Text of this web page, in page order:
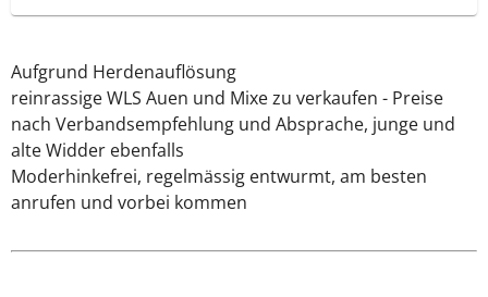
Aufgrund Herdenauflösung
reinrassige WLS Auen und Mixe zu verkaufen - Preise
nach Verbandsempfehlung und Absprache, junge und
alte Widder ebenfalls
Moderhinkefrei, regelmässig entwurmt, am besten
anrufen und vorbei kommen